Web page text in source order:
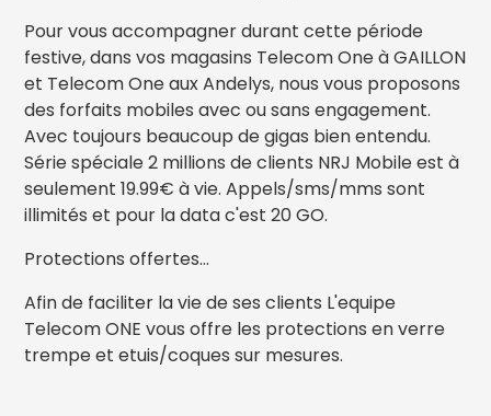
Pour vous accompagner durant cette période
festive, dans vos magasins Telecom One à GAILLON
et Telecom One aux Andelys, nous vous proposons
des forfaits mobiles avec ou sans engagement.
Avec toujours beaucoup de gigas bien entendu.
Série spéciale 2 millions de clients NRJ Mobile est à
seulement 19.99€ à vie. Appels/sms/mms sont
illimités et pour la data c'est 20 GO.
Protections offertes...
Afin de faciliter la vie de ses clients L'equipe
Telecom ONE vous offre les protections en verre
trempe et etuis/coques sur mesures.